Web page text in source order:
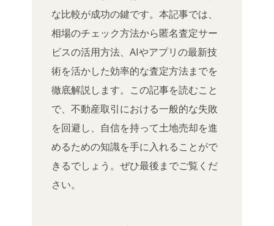
な比較が成功の鍵です。本記事では、
相場のチェック方法から匿名査定サー
ビスの活用方法、AIやアプリの最新技
術を活かした効率的な査定方法までを
徹底解説します。この記事を読むこと
で、不動産取引における一般的な失敗
を回避し、自信を持って土地売却を進
めるための知識を手に入れることがで
きるでしょう。ぜひ最後までご覧くだ
さい。